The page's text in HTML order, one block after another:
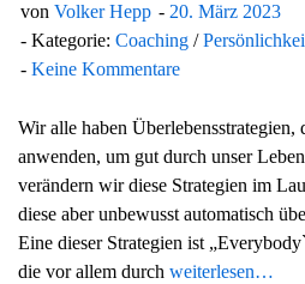
von Volker Hepp
20. März 2023
Kategorie: Coaching /
Keine Kommentare
Wir alle haben
anwenden, um gut durch unser
verändern wir diese Strategien im
diese aber unbewusst automatisch
Eine dieser Strategien ist
die vor allem durch weiterlesen…